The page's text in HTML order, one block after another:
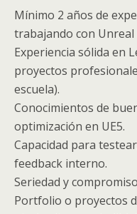
Mínimo 2 años de
trabajando con Unreal
Experiencia sólida en
proyectos
escuela).
Conocimientos de
optimización en UE5.
Capacidad para
feedback interno.
Seriedad y
Portfolio o proyectos